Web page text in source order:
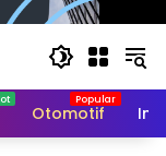
Otomotif